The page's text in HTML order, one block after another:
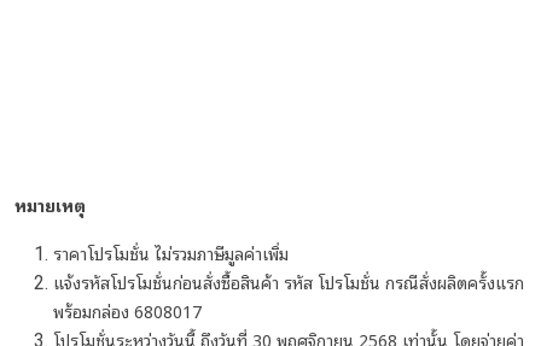
หมายเหตุ
ราคาโปรโมชั่น ไม่รวมภาษีมูลค่าเพิ่ม
แจ้งรหัสโปรโมชั่นก่อนสั่งซื้อสินค้า รหัส โปรโมชั่น กรณีสั่งผลิตครั้งแรก
พร้อมกล่อง 6808017
โปรโมชั่นระหว่างวันนี้ ถึงวันที่ 30 พฤศจิกายน 2568 เท่านั้น โดยจ่ายค่า